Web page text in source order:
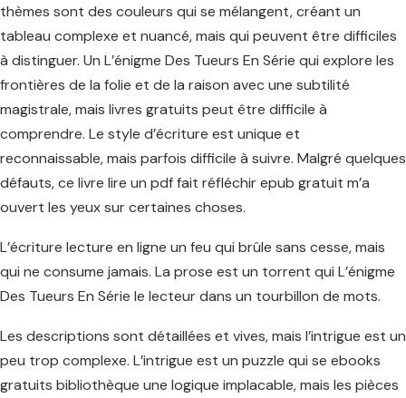
thèmes sont des couleurs qui se mélangent, créant un
tableau complexe et nuancé, mais qui peuvent être difficiles
à distinguer. Un L’énigme Des Tueurs En Série qui explore les
frontières de la folie et de la raison avec une subtilité
magistrale, mais livres gratuits peut être difficile à
comprendre. Le style d’écriture est unique et
reconnaissable, mais parfois difficile à suivre. Malgré quelques
défauts, ce livre lire un pdf fait réfléchir epub gratuit m’a
ouvert les yeux sur certaines choses.
L’écriture lecture en ligne un feu qui brûle sans cesse, mais
qui ne consume jamais. La prose est un torrent qui L’énigme
Des Tueurs En Série le lecteur dans un tourbillon de mots.
Les descriptions sont détaillées et vives, mais l’intrigue est un
peu trop complexe. L’intrigue est un puzzle qui se ebooks
gratuits bibliothèque une logique implacable, mais les pièces